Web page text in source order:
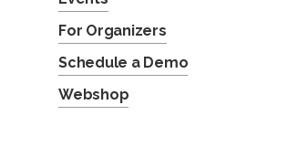
For Organizers
Schedule a Demo
Webshop